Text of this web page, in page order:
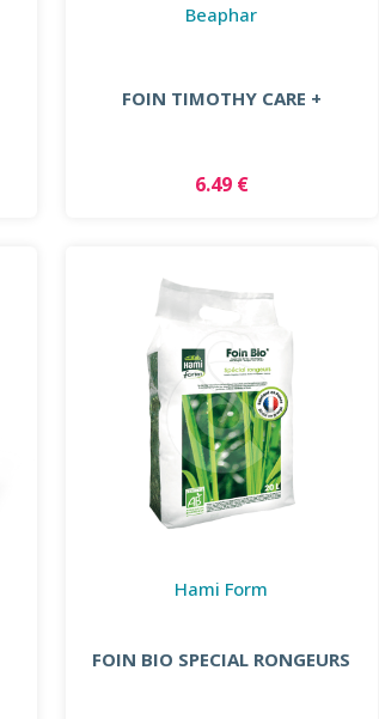
Beaphar
FOIN TIMOTHY CARE +
6.49 €
Hami Form
FOIN BIO SPECIAL RONGEURS